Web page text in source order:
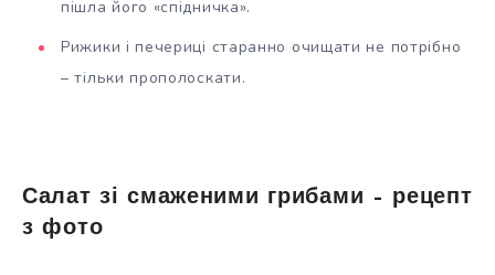
пішла його «спідничка».
Рижики і печериці старанно очищати не потрібно
– тільки прополоскати.
Салат зі смаженими грибами – рецепт
з фото